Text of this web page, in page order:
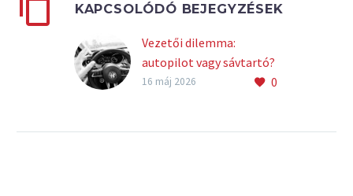
KAPCSOLÓDÓ BEJEGYZÉSEK
Vezetői dilemma:
autopilot vagy sávtartó?
Jogosítványt azért
0
16 máj 2026